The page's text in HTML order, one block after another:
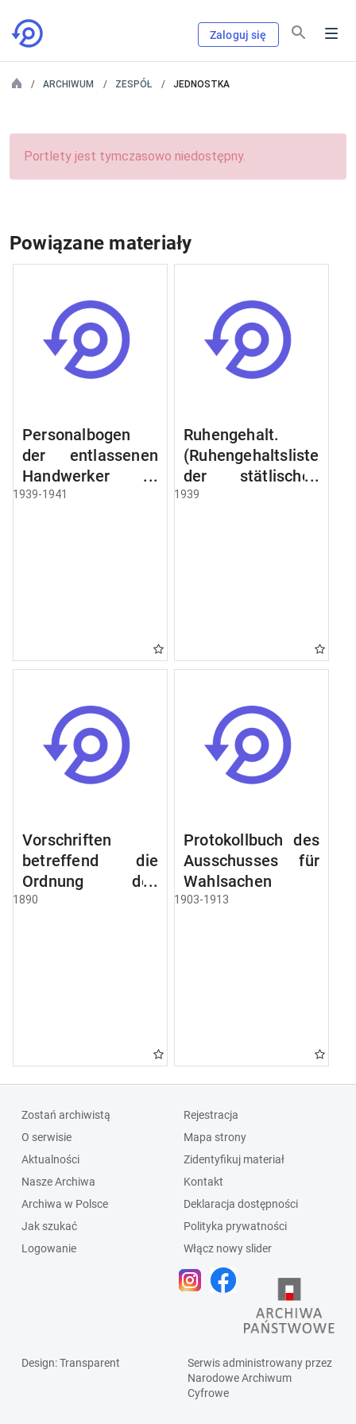
Zaloguj się
ARCHIWUM ZESPÓŁ JEDNOSTKA
Portlety jest tymczasowo niedostępny.
Powiązane materiały
Personalbogen
der entlassenen
Handwerker u.
Arbeiter des
1939-1941
Ruhengehalt.
(Ruhengehaltsliste
der stätlischen
Beamten u.
Raczyński! Schen
Bibliothek).
1939
Vorschriften
betreffend die
Ordnung des
Geschäftsganges
1890
Protokollbuch des
Ausschusses für
Wahlsachen
1903-1913
Zostań archiwistą
O serwisie
Aktualności
Nasze Archiwa
Archiwa w Polsce
Jak szukać
Logowanie
Rejestracja
Mapa strony
Zidentyfikuj materiał
Kontakt
Deklaracja dostępności
Polityka prywatności
Włącz nowy slider
Design: Transparent
Serwis administrowany przez
Narodowe Archiwum
Cyfrowe